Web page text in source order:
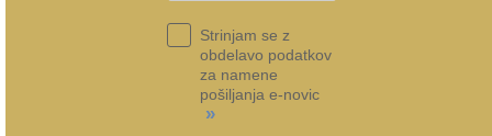
Strinjam se z
obdelavo podatkov
za namene
pošiljanja e-novic
»